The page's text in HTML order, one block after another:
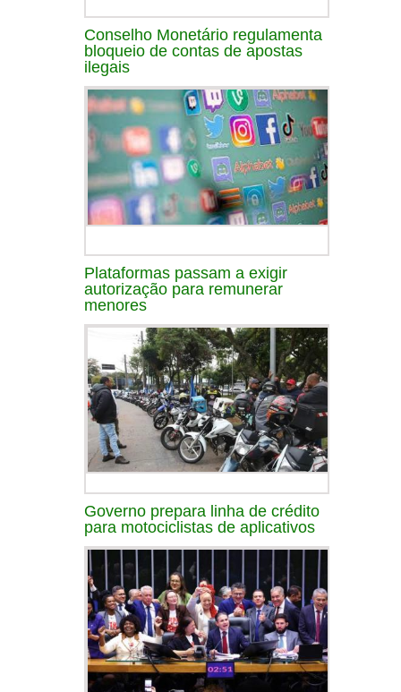
Conselho Monetário regulamenta
bloqueio de contas de apostas
ilegais
Plataformas passam a exigir
autorização para remunerar
menores
Governo prepara linha de crédito
para motociclistas de aplicativos